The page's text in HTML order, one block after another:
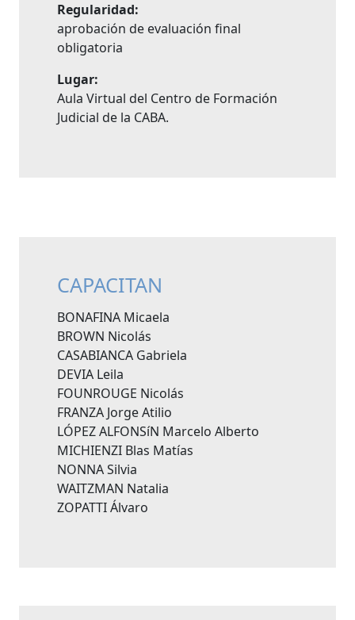
Regularidad:
aprobación de evaluación final
obligatoria
Lugar:
Aula Virtual del Centro de Formación
Judicial de la CABA.
CAPACITAN
BONAFINA Micaela
BROWN Nicolás
CASABIANCA Gabriela
DEVIA Leila
FOUNROUGE Nicolás
FRANZA Jorge Atilio
LÓPEZ ALFONSíN Marcelo Alberto
MICHIENZI Blas Matías
NONNA Silvia
WAITZMAN Natalia
ZOPATTI Álvaro